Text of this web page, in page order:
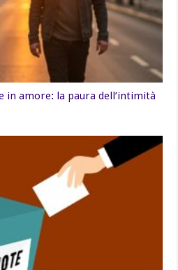
amore: la paura dell’intimità